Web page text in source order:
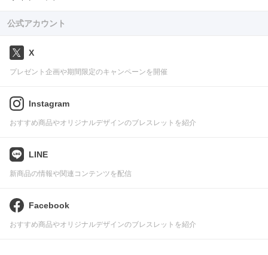
公式アカウント
X
プレゼント企画や期間限定のキャンペーンを開催
Instagram
おすすめ商品やオリジナルデザインのブレスレットを紹介
LINE
新商品の情報や関連コンテンツを配信
Facebook
おすすめ商品やオリジナルデザインのブレスレットを紹介